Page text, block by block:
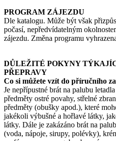
PROGRAM ZÁJEZDU
Dle katalogu. Může být však
počasí, nepředvídatelným
zájezdu. Změna programu
DŮLEŽITÉ POKYNY
PŘEPRAVY
Co si můžete vzít do příručního
Je nepřípustné brát na palubu
předměty ostré povahy, střelné
předměty (obušky apod.), které
jakékoli výbušné a hořlavé látky,
látky. Dále je zakázáno brát na
(voda, nápoje, sirupy, polévky),